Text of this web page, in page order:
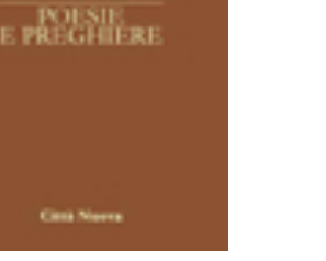
AGGIUNGI AL CARRELLO